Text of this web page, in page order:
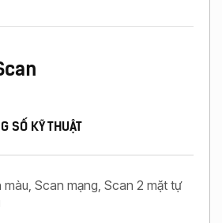
SỐ KỸ THUẬT
màu, Scan mạng, Scan 2 mặt tự